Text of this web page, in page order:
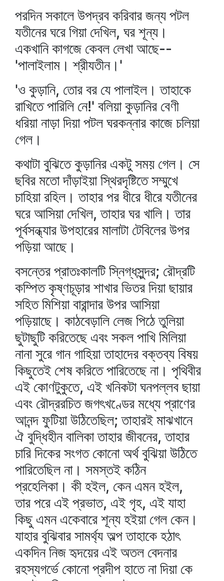
পরদিন সকালে উপদ্রব করিবার জন্য পটল
যতীনের ঘরে গিয়া দেখিল, ঘর শূন্য।
একখানি কাগজে কেবল লেখা আছে--
'পালাইলাম। শ্রীযতীন।'
'ও কুড়ানি, তোর বর যে পালাইল। তাহাকে
রাখিতে পারিলি নে!' বলিয়া কুড়ানির বেণী
ধরিয়া নাড়া দিয়া পটল ঘরকন্নার কাজে চলিয়া
গেল।
কথাটা বুঝিতে কুড়ানির একটু সময় গেল। সে
ছবির মতো দাঁড়াইয়া স্থিরদৃষ্টিতে সম্মুখে
চাহিয়া রহিল। তাহার পর ধীরে ধীরে যতীনের
ঘরে আসিয়া দেখিল, তাহার ঘর খালি। তার
পূর্বসন্ধ্যার উপহারের মালাটা টেবিলের উপর
পড়িয়া আছে।
বসন্তের প্রাতঃকালটি স্নিগ্ধসুন্দর; রৌদ্রটি
কম্পিত কৃষ্ণচূড়ার শাখার ভিতর দিয়া ছায়ার
সহিত মিশিয়া বারান্দার উপর আসিয়া
পড়িয়াছে। কাঠবেড়ালি লেজ পিঠে তুলিয়া
ছুটাছুটি করিতেছে এবং সকল পাখি মিলিয়া
নানা সুরে গান গাহিয়া তাহাদের বক্তব্য বিষয়
কিছুতেই শেষ করিতে পারিতেছে না। পৃথিবীর
এই কোণটুকুতে, এই খনিকটা ঘনপল্লব ছায়া
এবং রৌদ্ররচিত জগৎখণ্ডের মধ্যে প্রাণের
আনন্দ ফুটিয়া উঠিতেছিল; তাহারই মাঝখানে
ঐ বুদ্ধিহীন বালিকা তাহার জীবনের, তাহার
চারি দিকের সংগত কোনো অর্থ বুঝিয়া উঠিতে
পারিতেছিল না। সমস্তই কঠিন
প্রহেলিকা। কী হইল, কেন এমন হইল,
তার পরে এই প্রভাত, এই গৃহ, এই যাহা
কিছু এমন একেবারে শূন্য হইয়া গেল কেন।
যাহার বুঝিবার সামর্থ্য অল্প তাহাকে হঠাৎ
একদিন নিজ হৃদয়ের এই অতল বেদনার
রহস্যগর্ভে কোনো প্রদীপ হাতে না দিয়া কে